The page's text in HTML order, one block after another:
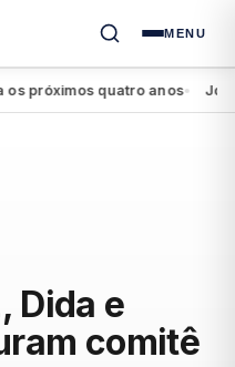
MENU
quatro anos● João
Dida e
comitê